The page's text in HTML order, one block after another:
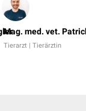
Mag. med. vet.
Tierarzt | Tierärztin